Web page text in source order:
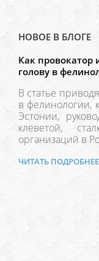
НОВОЕ В БЛОГЕ
Как провокатор
голову в
В статье
в фелинологии,
Эстонии,
клеветой,
организаций в
ЧИТАТЬ